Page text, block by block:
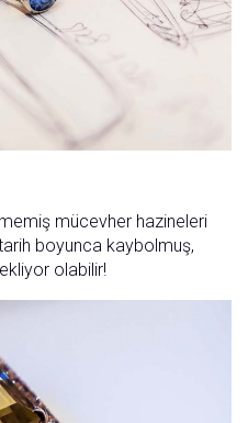
mücevher hazineleri
boyunca kaybolmuş,
olabilir!